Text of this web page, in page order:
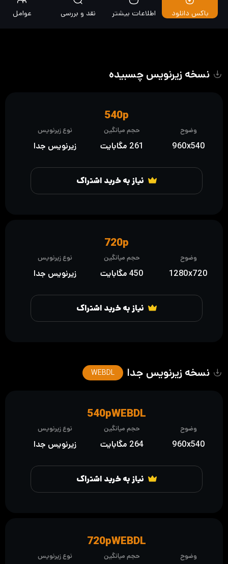
باکس دانلود اطلاعات بیشتر نقد و بررسی عوامل
نسخه زیرنویس چسبیده
نیاز به خرید اشتراک
وضوح
960x540
حجم میانگین
261 مگابایت
نوع زیرنویس
زیرنویس جدا
540p
نیاز به خرید اشتراک
وضوح
1280x720
حجم میانگین
450 مگابایت
نوع زیرنویس
زیرنویس جدا
720p
نسخه زیرنویس جدا WEBDL
نیاز به خرید اشتراک
وضوح
960x540
حجم میانگین
264 مگابایت
نوع زیرنویس
زیرنویس جدا
540pWEBDL
وضوح حجم میانگین نوع زیرنویس
720pWEBDL